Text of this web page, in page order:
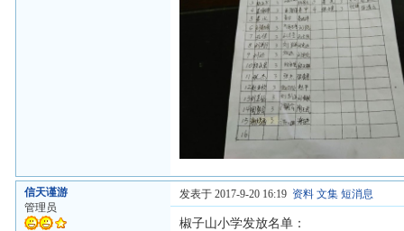
信天谨游
管理员
发表于 2017-9-20 16:19 资料 文集 短消息
椒子山小学发放名单：